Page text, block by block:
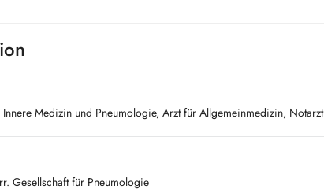
Innere Medizin und Pneumologie, Arzt für Allgemeinmedizin, Notarzt
Gesellschaft für Pneumologie